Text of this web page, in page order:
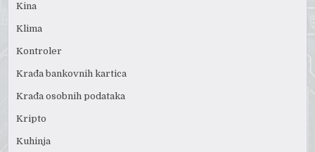
Kina
Klima
Kontroler
Krađa bankovnih kartica
Krađa osobnih podataka
Kripto
Kuhinja